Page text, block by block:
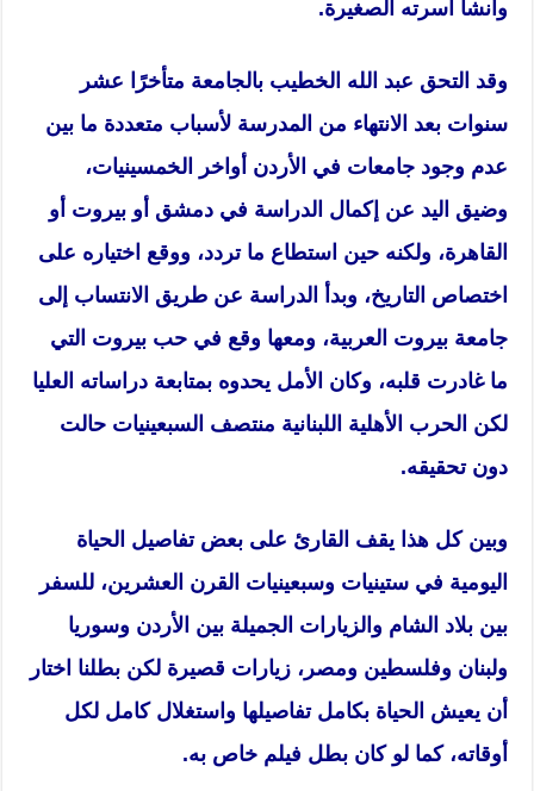
وأنشأ أسرته الصغيرة.
وقد التحق عبد الله الخطيب بالجامعة متأخرًا عشر
سنوات بعد الانتهاء من المدرسة لأسباب متعددة ما بين
عدم وجود جامعات في الأردن أواخر الخمسينيات،
وضيق اليد عن إكمال الدراسة في دمشق أو بيروت أو
القاهرة، ولكنه حين استطاع ما تردد، ووقع اختياره على
اختصاص التاريخ، وبدأ الدراسة عن طريق الانتساب إلى
جامعة بيروت العربية، ومعها وقع في حب بيروت التي
ما غادرت قلبه، وكان الأمل يحدوه بمتابعة دراساته العليا
لكن الحرب الأهلية اللبنانية منتصف السبعينيات حالت
دون تحقيقه.
وبين كل هذا يقف القارئ على بعض تفاصيل الحياة
اليومية في ستينيات وسبعينيات القرن العشرين، للسفر
بين بلاد الشام والزيارات الجميلة بين الأردن وسوريا
ولبنان وفلسطين ومصر، زيارات قصيرة لكن بطلنا اختار
أن يعيش الحياة بكامل تفاصيلها واستغلال كامل لكل
أوقاته، كما لو كان بطل فيلم خاص به.